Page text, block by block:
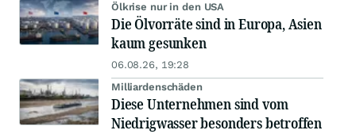
Ölkrise nur in den USA
Die Ölvorräte sind in Europa, Asien
kaum gesunken
06.08.26, 19:28
Milliardenschäden
Diese Unternehmen sind vom
Niedrigwasser besonders betroffen